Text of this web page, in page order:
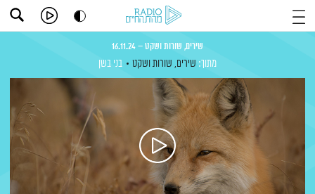
שירים, שורות ושקט – 16.11.24
מתוך: שירים, שורות ושקט בני בשן